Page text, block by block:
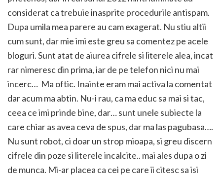
considerat ca trebuie inasprite procedurile antispam.
Dupa umila mea parere au cam exagerat. Nu stiu altii
cum sunt, dar mie imi este greu sa comentez pe acele
bloguri. Sunt atat de aiurea cifrele si literele alea, incat
rar nimeresc din prima, iar de pe telefon nici nu mai
incerc… Ma oftic. Inainte eram mai activa la comentat
dar acum ma abtin. Nu-i rau, ca ma educ sa mai si tac,
ceea ce imi prinde bine, dar… sunt unele subiecte la
care chiar as avea ceva de spus, dar ma las pagubasa….
Nu sunt robot, ci doar un strop mioapa, si greu discern
cifrele din poze si literele incalcite.. mai ales dupa o zi
de munca. Mi-ar placea ca cei pe care ii citesc sa isi